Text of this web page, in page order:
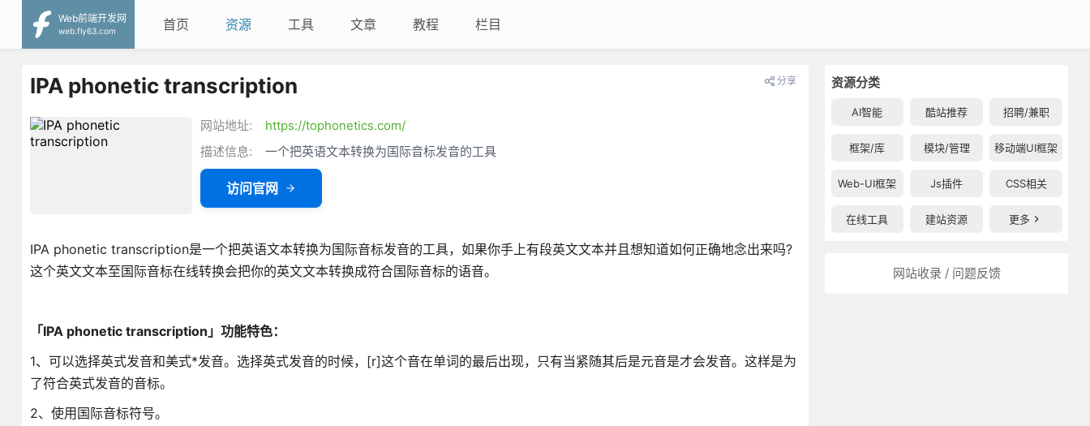
Web前端开发网
web.fly63.com
首页 资源 工具 文章 教程 栏目
资源分类
AI智能 酷站推荐 招聘/兼职
框架/库 模块/管理 移动端UI框架
Web-UI框架 Js插件 CSS相关
在线工具 建站资源 更多
网站收录 / 问题反馈
IPA phonetic transcription 分享
网站地址:
https://tophonetics.com/
描述信息:
一个把英语文本转换为国际音标发音的工具
访问官网
IPA phonetic transcription是一个把英语文本转换为国际音标发音的工具，如果你手上有段英文文本并且想知道如何正确地念出来吗?
这个英文文本至国际音标在线转换会把你的英文文本转换成符合国际音标的语音。
「IPA phonetic transcription」功能特色：
1、可以选择英式发音和美式*发音。选择英式发音的时候，[r]这个音在单词的最后出现，只有当紧随其后是元音是才会发音。这样是为
了符合英式发音的音标。
2、使用国际音标符号。